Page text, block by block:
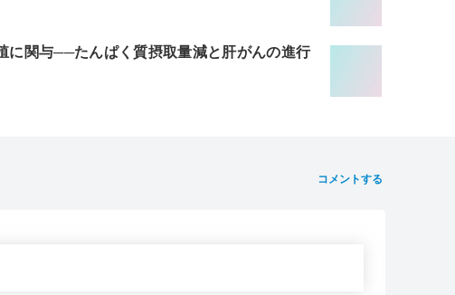
に関与──たんぱく質摂取量減と肝がんの進行
コメントする